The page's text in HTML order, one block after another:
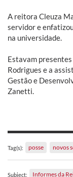
A reitora Cleuza
servidor e
na universidade.
Estavam
Rodrigues e a
Gestão e
Zanetti.
Tag(s): posse novos
Subject: Informes da